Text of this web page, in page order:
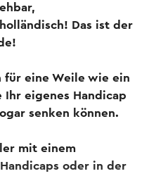
Das ist der
für eine Weile wie ein
Ihr eigenes Handicap
senken können.
mit einem
oder in der